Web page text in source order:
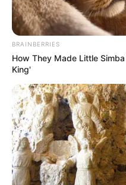
BRAINBERRIES
How They Made Little
King'